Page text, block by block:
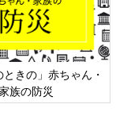
六星占術 細木かお